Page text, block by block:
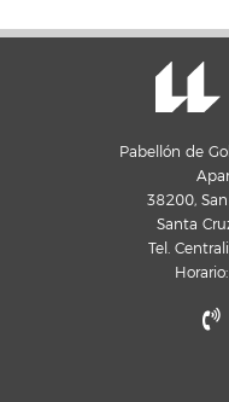
Pabellón de
38200,
Santa
Tel.